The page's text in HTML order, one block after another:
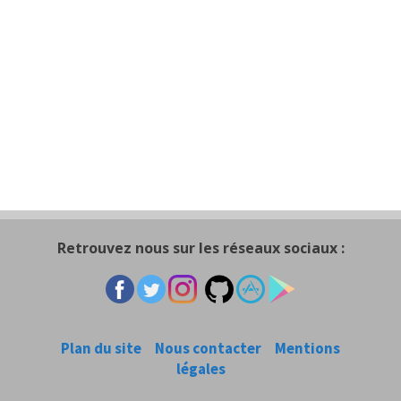
Retrouvez nous sur les réseaux sociaux :
Plan du site Nous contacter
Mentions
légales